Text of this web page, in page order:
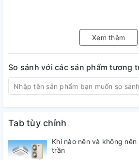
Xem thêm
So sánh với các sản phẩm tương
Tab tùy chỉnh
Khi nào nên và không nên
trần